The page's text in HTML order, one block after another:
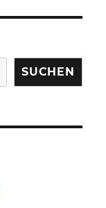
SUCHEN